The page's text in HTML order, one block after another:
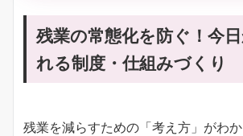
残業の常態化を防ぐ！今
れる制度・仕組みづくり
残業を減らすための「考え方」がわ